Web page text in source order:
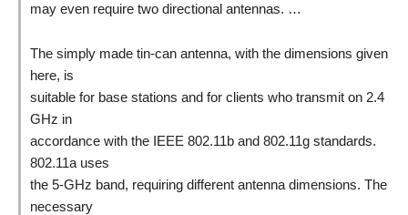
may even require two directional antennas. …
The simply made tin-can antenna, with the dimensions given
here, is
suitable for base stations and for clients who transmit on 2.4
GHz in
accordance with the IEEE 802.11b and 802.11g standards.
802.11a uses
the 5-GHz band, requiring different antenna dimensions. The
necessary